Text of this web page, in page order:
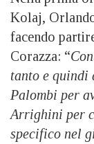
Kolaj,
facendo
Corazza: “
tanto e quindi
Palombi per
Arrighini per
specifico nel